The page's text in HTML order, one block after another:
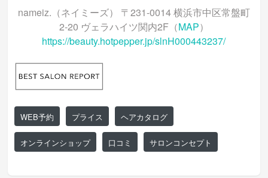
nameiz.（ネイミーズ） 〒231-0014 横浜市中区常盤町
2-20 ヴェラハイツ関内2F（MAP）
https://beauty.hotpepper.jp/slnH000443237/
WEB予約 プライス ヘアカタログ
オンラインショップ 口コミ サロンコンセプト